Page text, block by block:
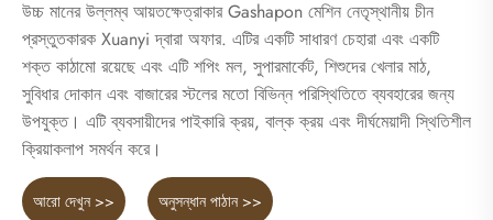
উচ্চ মানের উল্লম্ব আয়তক্ষেত্রাকার Gashapon মেশিন নেতৃস্থানীয় চীন
প্রস্তুতকারক Xuanyi দ্বারা অফার. এটির একটি সাধারণ চেহারা এবং একটি
শক্ত কাঠামো রয়েছে এবং এটি শপিং মল, সুপারমার্কেট, শিশুদের খেলার মাঠ,
সুবিধার দোকান এবং বাজারের স্টলের মতো বিভিন্ন পরিস্থিতিতে ব্যবহারের জন্য
উপযুক্ত। এটি ব্যবসায়ীদের পাইকারি ক্রয়, বাল্ক ক্রয় এবং দীর্ঘমেয়াদী স্থিতিশীল
ক্রিয়াকলাপ সমর্থন করে।
আরো দেখুন >> অনুসন্ধান পাঠান >>